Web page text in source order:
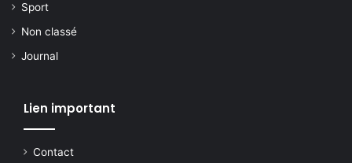
Sport
Non classé
Journal
Lien important
Contact